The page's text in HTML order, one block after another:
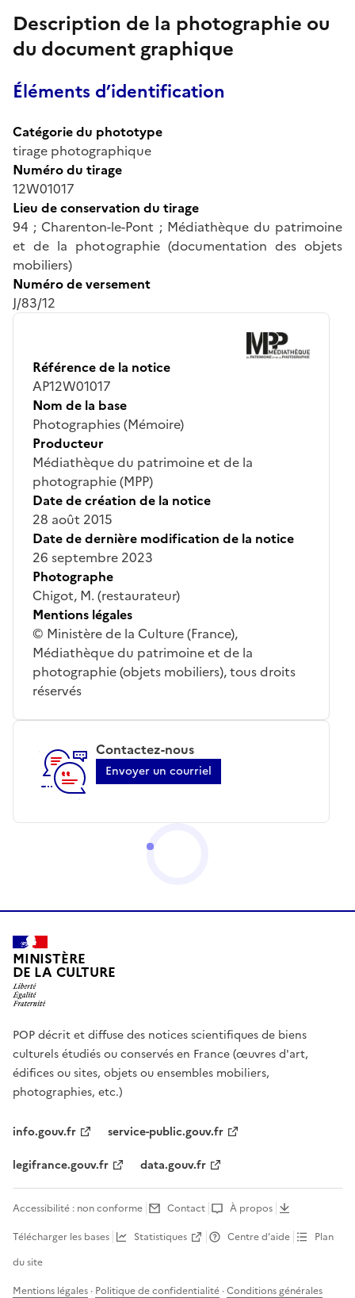
Description de la photographie ou
du document graphique
Éléments d’identification
Catégorie du phototype
tirage photographique
Numéro du tirage
12W01017
Lieu de conservation du tirage
94 ; Charenton-le-Pont ; Médiathèque du patrimoine
et de la photographie (documentation des objets
mobiliers)
Numéro de versement
J/83/12
Référence de la notice
AP12W01017
Nom de la base
Photographies (Mémoire)
Producteur
Médiathèque du patrimoine et de la
photographie (MPP)
Date de création de la notice
28 août 2015
Date de dernière modification de la notice
26 septembre 2023
Photographe
Chigot, M. (restaurateur)
Mentions légales
© Ministère de la Culture (France),
Médiathèque du patrimoine et de la
photographie (objets mobiliers), tous droits
réservés
Contactez-nous
Envoyer un courriel
MINISTÈRE
DE LA CULTURE
POP décrit et diffuse des notices scientifiques de biens
culturels étudiés ou conservés en France (œuvres d'art,
édifices ou sites, objets ou ensembles mobiliers,
photographies, etc.)
info.gouv.fr
service-public.gouv.fr
legifrance.gouv.fr
data.gouv.fr
Accessibilité : non conforme Contact
À propos
Télécharger les bases
Statistiques Centre d’aide
Plan
du site
Mentions légales · Politique de confidentialité ·Conditions générales